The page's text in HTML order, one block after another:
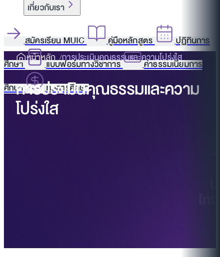
เกี่ยวกับเรา
สมัครเรียน MUIC คู่มือหลักสูตร
ปฏิทินการ
ศึกษา
แบบฟอร์มทางวิชาการ
ค่าธรรมเนียมการ
ศึกษา
ทุนการศึกษา
หน้าหลัก การประเมินคุณธรรมและความโปร่งใส
การประเมินคุณธรรมและความ
โปร่งใส